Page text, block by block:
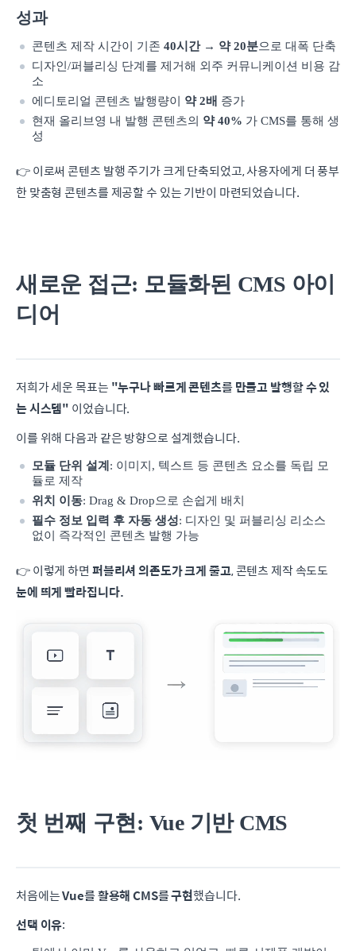
성과
콘텐츠 제작 시간이 기존 40시간→ 약 20분으로 대폭 단축
디자인/퍼블리싱 단계를 제거해 외주 커뮤니케이션 비용 감
소
에디토리얼 콘텐츠 발행량이 약 2배 증가
현재 올리브영 내 발행 콘텐츠의 약 40% 가 CMS를 통해 생
성
👉 이로써 콘텐츠 발행 주기가 크게 단축되었고, 사용자에게 더 풍부
한 맞춤형 콘텐츠를 제공할 수 있는 기반이 마련되었습니다.
새로운 접근: 모듈화된 CMS 아이
디어
저희가 세운 목표는 "누구나 빠르게 콘텐츠를 만들고 발행할 수 있
는 시스템" 이었습니다.
이를 위해 다음과 같은 방향으로 설계했습니다.
모듈 단위 설계 : 이미지, 텍스트 등 콘텐츠 요소를 독립 모
듈로 제작
위치 이동: Drag & Drop으로 손쉽게 배치
필수 정보 입력 후 자동 생성: 디자인 및 퍼블리싱 리소스
없이 즉각적인 콘텐츠 발행 가능
👉 이렇게 하면 퍼블리셔 의존도가 크게 줄고, 콘텐츠 제작 속도도
눈에 띄게 빨라집니다.
첫 번째 구현: Vue 기반 CMS
처음에는Vue를 활용해 CMS를 구현했습니다.
선택 이유: